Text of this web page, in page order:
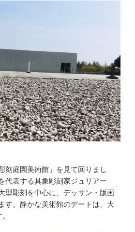
刻庭園美術館」を見て回りまし
表する具象彫刻家ジュリアー
型彫刻を中心に、デッサン・版画
す。静かな美術館のデートは、大
。